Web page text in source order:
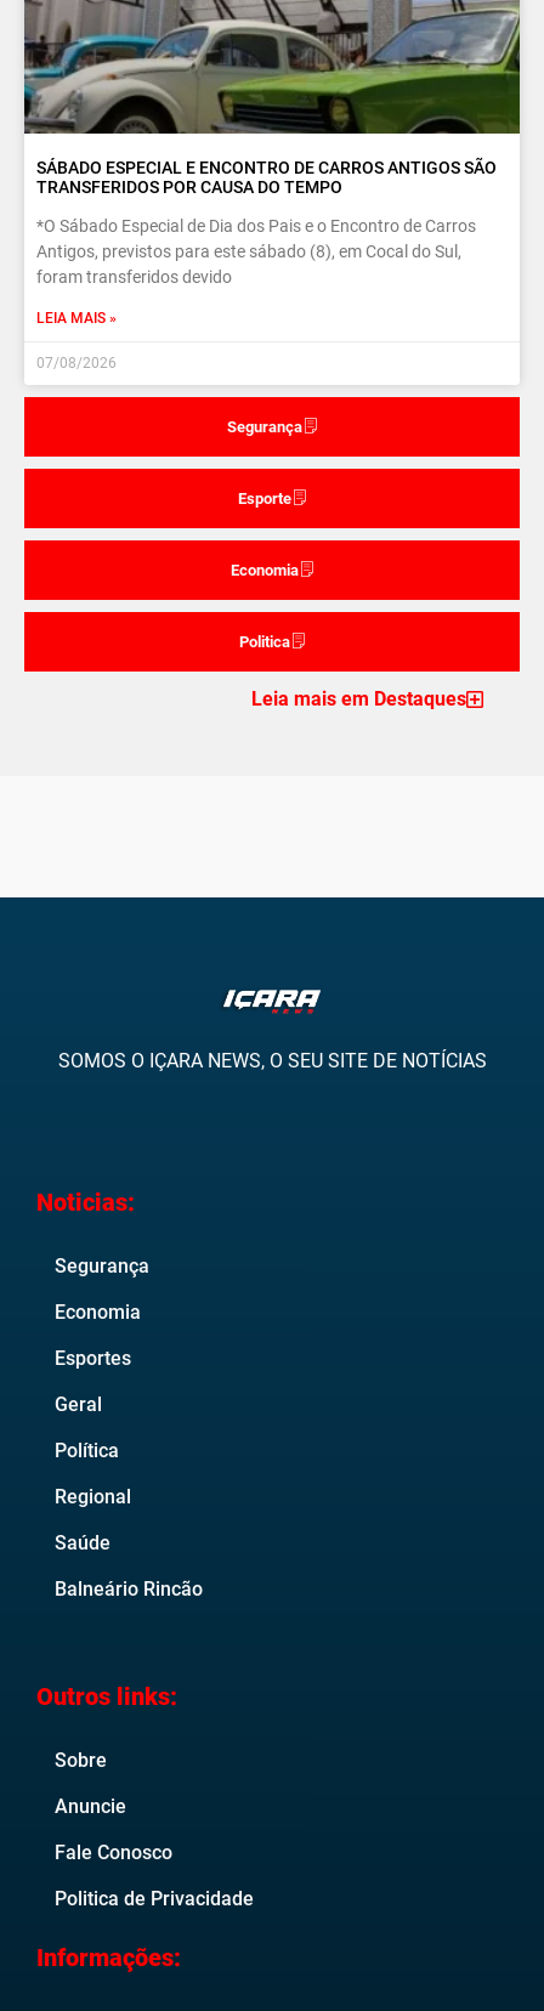
Segurança
Esporte
Economia
Politica
SÁBADO ESPECIAL E ENCONTRO DE CARROS ANTIGOS SÃO
TRANSFERIDOS POR CAUSA DO TEMPO
*O Sábado Especial de Dia dos Pais e o Encontro de Carros
Antigos, previstos para este sábado (8), em Cocal do Sul,
foram transferidos devido
LEIA MAIS »
07/08/2026
Leia mais em Destaques
SOMOS O IÇARA NEWS, O SEU SITE DE NOTÍCIAS
Noticias:
Segurança
Economia
Esportes
Geral
Política
Regional
Saúde
Balneário Rincão
Outros links:
Sobre
Anuncie
Fale Conosco
Politica de Privacidade
Informações: